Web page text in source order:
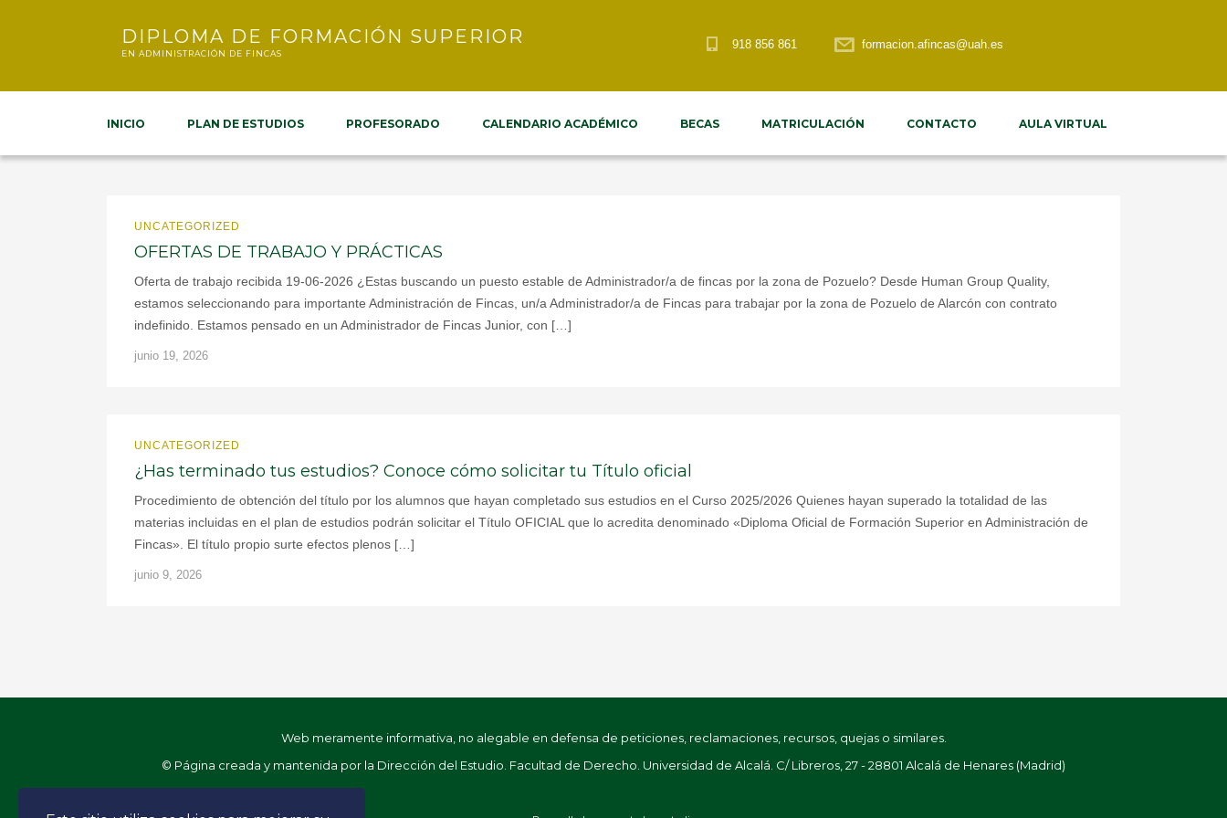
DIPLOMA DE FORMACIÓN SUPERIOR
EN ADMINISTRACIÓN DE FINCAS
918 856 861 formacion.afincas@uah.es
INICIO PLAN DE ESTUDIOS PROFESORADO CALENDARIO ACADÉMICO BECAS MATRICULACIÓN CONTACTO AULA VIRTUAL
UNCATEGORIZED
OFERTAS DE TRABAJO Y PRÁCTICAS
Oferta de trabajo recibida 19-06-2026 ¿Estas buscando un puesto estable de Administrador/a de fincas por la zona de Pozuelo? Desde Human Group Quality,
estamos seleccionando para importante Administración de Fincas, un/a Administrador/a de Fincas para trabajar por la zona de Pozuelo de Alarcón con contrato
indefinido. Estamos pensado en un Administrador de Fincas Junior, con […]
junio 19, 2026
UNCATEGORIZED
¿Has terminado tus estudios? Conoce cómo solicitar tu Título oficial
Procedimiento de obtención del título por los alumnos que hayan completado sus estudios en el Curso 2025/2026 Quienes hayan superado la totalidad de las
materias incluidas en el plan de estudios podrán solicitar el Título OFICIAL que lo acredita denominado «Diploma Oficial de Formación Superior en Administración de
Fincas». El título propio surte efectos plenos […]
junio 9, 2026
Web meramente informativa, no alegable en defensa de peticiones, reclamaciones, recursos, quejas o similares.
© Página creada y mantenida por la Dirección del Estudio. Facultad de Derecho. Universidad de Alcalá. C/ Libreros, 27 - 28801 Alcalá de Henares (Madrid)